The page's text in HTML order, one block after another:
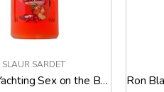
SLAUR SARDET
Cocktail Yachting Sex on the Beach - 700 Ml